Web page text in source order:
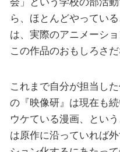
ら、ほとんどやってい
は、実際のアニメーシ
この作品のおもしろさだ
これまで自分が担当し
の『映像研』は現在も
ウケている漫画、とい
は原作に沿っていれば